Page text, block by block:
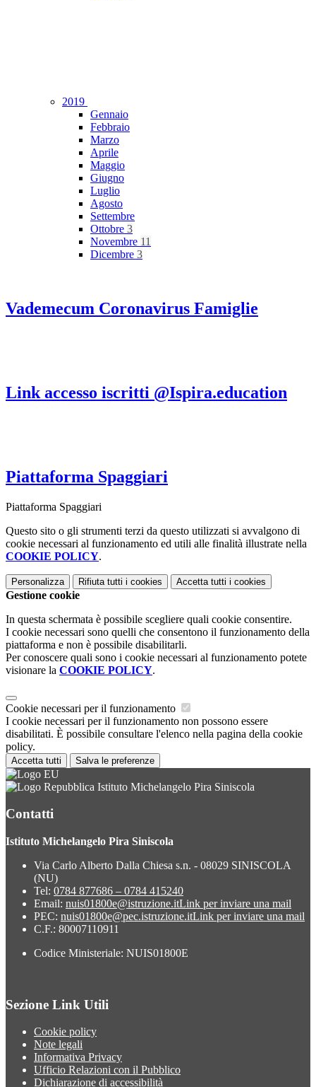
2019
Gennaio
Febbraio
Marzo
Aprile
Maggio
Giugno
Luglio
Agosto
Settembre
Ottobre 3
Novembre 11
Dicembre 3
Vademecum Coronavirus Famiglie
Link accesso iscritti @Ispira.education
Piattaforma Spaggiari
Piattaforma Spaggiari
Questo sito o gli strumenti terzi da questo utilizzati si avvalgono di
cookie necessari al funzionamento ed utili alle finalità illustrate nella
COOKIE POLICY.
Personalizza Rifiuta tutti i cookies Accetta tutti i cookies
Gestione cookie
In questa schermata è possibile scegliere quali cookie consentire.
I cookie necessari sono quelli che consentono il funzionamento della
piattaforma e non è possibile disabilitarli.
Per conoscere quali sono i cookie necessari al funzionamento potete
visionare la COOKIE POLICY.
Cookie necessari per il funzionamento
I cookie necessari per il funzionamento non possono essere
disabilitati. È possibile consultare l'elenco nella pagina della cookie
policy.
Accetta tutti Salva le preferenze
Istituto Michelangelo Pira Siniscola
Contatti
Istituto Michelangelo Pira Siniscola
Via Carlo Alberto Dalla Chiesa s.n. - 08029 SINISCOLA
(NU)
Tel: 0784 877686 – 0784 415240
Email: nuis01800e@istruzione.itLink per inviare una mail
PEC: nuis01800e@pec.istruzione.itLink per inviare una mail
C.F.: 80007110911
Codice Ministeriale: NUIS01800E
Sezione Link Utili
Cookie policy
Note legali
Informativa Privacy
Ufficio Relazioni con il Pubblico
Dichiarazione di accessibilità